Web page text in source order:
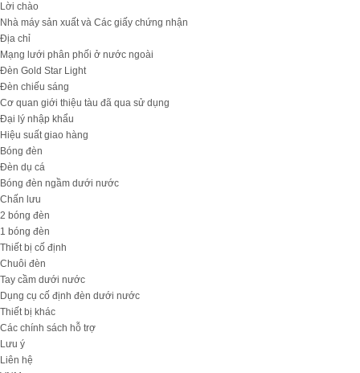
Lời chào
Nhà máy sản xuất và Các giấy chứng nhận
Địa chỉ
Mạng lưới phân phối ở nước ngoài
Đèn Gold Star Light
Đèn chiếu sáng
Cơ quan giới thiệu tàu đã qua sử dụng
Đại lý nhập khẩu
Hiệu suất giao hàng
Bóng đèn
Đèn dụ cá
Bóng đèn ngầm dưới nước
Chấn lưu
2 bóng đèn
1 bóng đèn
Thiết bị cố định
Chuôi đèn
Tay cầm dưới nước
Dụng cụ cố định đèn dưới nước
Thiết bị khác
Các chính sách hỗ trợ
Lưu ý
Liên hệ